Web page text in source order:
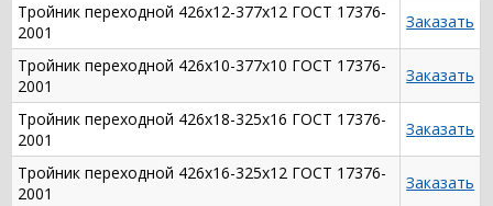
Тройник переходной 426х12-377х12 ГОСТ 17376-
2001
Заказать
Тройник переходной 426х10-377х10 ГОСТ 17376-
2001
Заказать
Тройник переходной 426х18-325х16 ГОСТ 17376-
2001
Заказать
Тройник переходной 426х16-325х12 ГОСТ 17376-
2001
Заказать